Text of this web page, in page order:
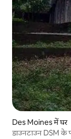
Des Moines में घर
डाउनटाउन DSM के